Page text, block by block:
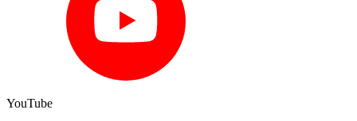
YouTube